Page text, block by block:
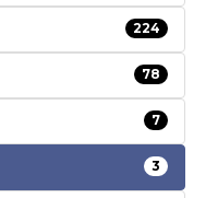
224
78
7
3